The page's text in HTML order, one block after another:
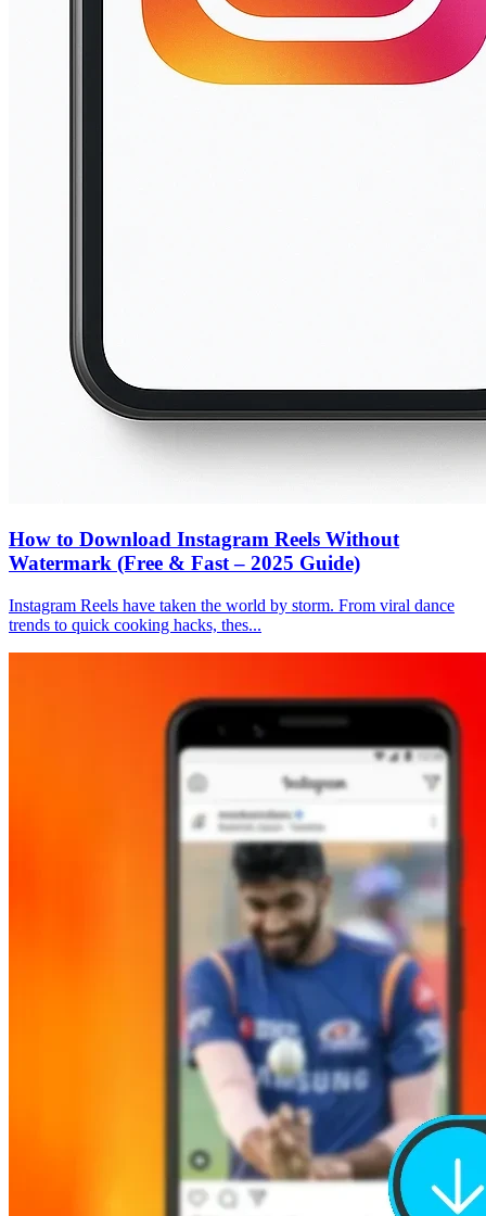
How to Download Instagram Reels Without
Watermark (Free & Fast – 2025 Guide)
Instagram Reels have taken the world by storm. From viral dance
trends to quick cooking hacks, thes...